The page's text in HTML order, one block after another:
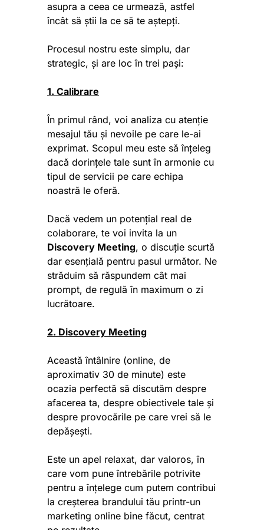
asupra a ceea ce urmează, astfel
încât să știi la ce să te aștepți.
Procesul nostru este simplu, dar
strategic, și are loc în trei pași:
1. Calibrare
În primul rând, voi analiza cu atenție
mesajul tău și nevoile pe care le-ai
exprimat. Scopul meu este să înțeleg
dacă dorințele tale sunt în armonie cu
tipul de servicii pe care echipa
noastră le oferă.
Dacă vedem un potențial real de
colaborare, te voi invita la un
Discovery Meeting, o discuție scurtă
dar esențială pentru pasul următor. Ne
străduim să răspundem cât mai
prompt, de regulă în maximum o zi
lucrătoare.
2. Discovery Meeting
Această întâlnire (online, de
aproximativ 30 de minute) este
ocazia perfectă să discutăm despre
afacerea ta, despre obiectivele tale și
despre provocările pe care vrei să le
depășești.
Este un apel relaxat, dar valoros, în
care vom pune întrebările potrivite
pentru a înțelege cum putem contribui
la creșterea brandului tău printr-un
marketing online bine făcut, centrat